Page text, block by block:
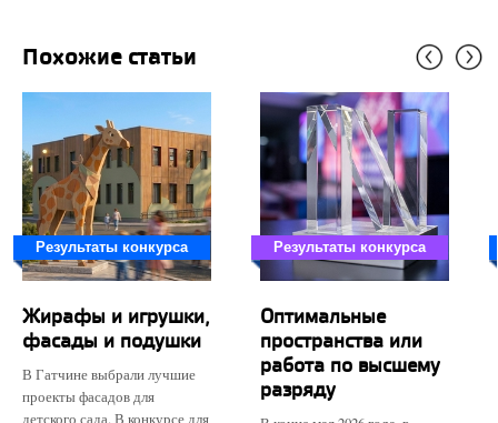
Похожие статьи
Результаты конкурса
Жирафы и игрушки,
фасады и подушки
В Гатчине выбрали лучшие
проекты фасадов для
детского сада. В конкурсе для
Результаты конкурса
Оптимальные
пространства или
работа по высшему
разряду